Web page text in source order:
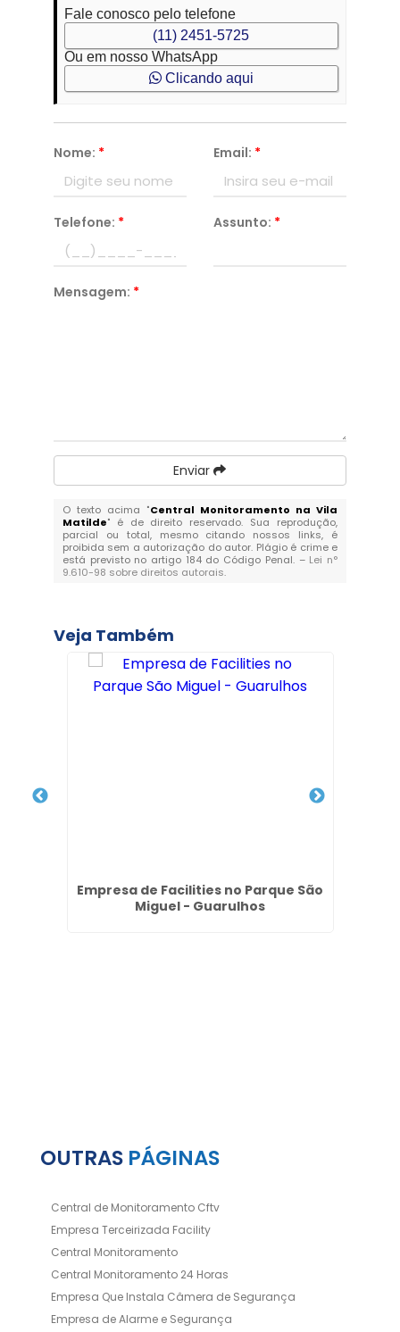
Fale conosco pelo telefone
(11) 2451-5725
Ou em nosso WhatsApp
Clicando aqui
Nome: * Email: *
Telefone: * Assunto: *
Mensagem: *
Enviar
O texto acima "Central Monitoramento na Vila
Matilde" é de direito reservado. Sua reprodução,
parcial ou total, mesmo citando nossos links, é
proibida sem a autorização do autor. Plágio é crime e
está previsto no artigo 184 do Código Penal. – Lei n°
9.610-98 sobre direitos autorais.
Veja Também
Empresa de Facilities no Parque São
Miguel - Guarulhos
OUTRAS PÁGINAS
Central de Monitoramento Cftv
Empresa Terceirizada Facility
Central Monitoramento
Central Monitoramento 24 Horas
Empresa Que Instala Câmera de Segurança
Empresa de Alarme e Segurança